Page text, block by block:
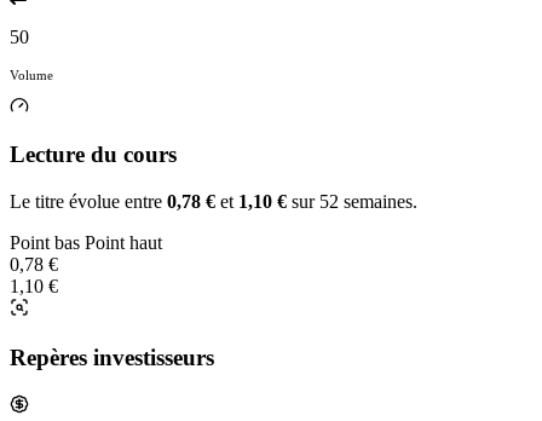
50
Volume
Lecture du cours
Le titre évolue entre 0,78 € et 1,10 € sur 52 semaines.
Point bas Point haut
0,78 €
1,10 €
Repères investisseurs